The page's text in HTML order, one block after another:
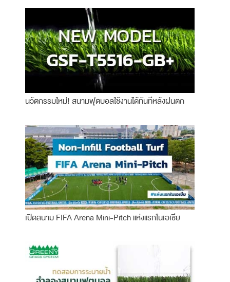
นวัตกรรมใหม่! สนามฟุตบอลใช้งานได้ทันทีหลังฝนตก
เปิดสนาม FIFA Arena Mini-Pitch แห่งแรกในเอเชีย